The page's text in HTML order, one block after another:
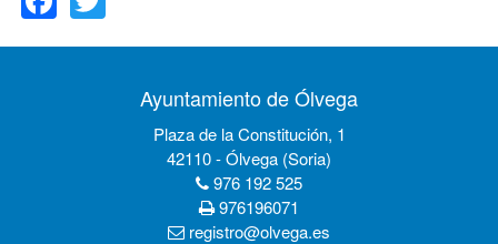
Ayuntamiento de Ólvega
Plaza de la Constitución, 1
42110 - Ólvega (Soria)
976 192 525
976196071
registro@olvega.es